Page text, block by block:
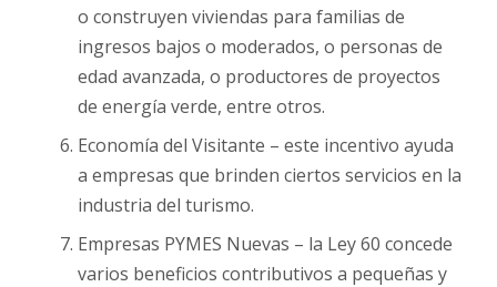
o construyen viviendas para familias de
ingresos bajos o moderados, o personas de
edad avanzada, o productores de proyectos
de energía verde, entre otros.
Economía del Visitante – este incentivo ayuda
a empresas que brinden ciertos servicios en la
industria del turismo.
Empresas PYMES Nuevas – la Ley 60 concede
varios beneficios contributivos a pequeñas y